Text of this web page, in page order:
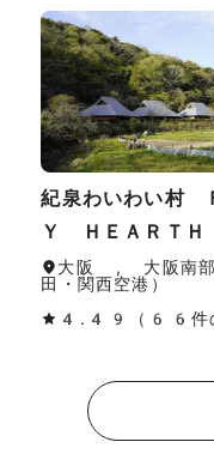
紀泉わいわい村
Ｙ ＨＥＡＲＴＨ
大阪 , 大阪南部
田・関西空港）
4.49（66件の